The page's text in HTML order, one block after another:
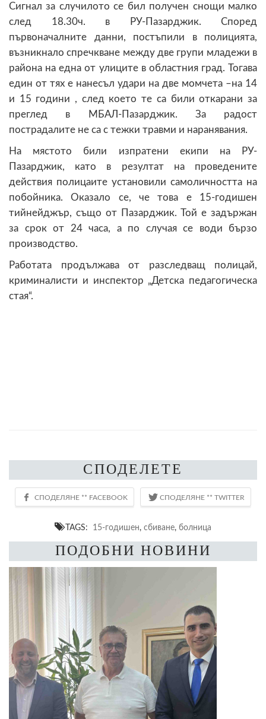
Сигнал за случилото се бил получен снощи малко
след 18.30ч. в РУ-Пазарджик. Според
първоначалните данни, постъпили в полицията,
възникнало спречкване между две групи младежи в
района на една от улиците в областния град. Тогава
един от тях е нанесъл удари на две момчета –на 14
и 15 години , след което те са били откарани за
преглед в МБАЛ-Пазарджик. За радост
пострадалите не са с тежки травми и наранявания.
На мястото били изпратени екипи на РУ-
Пазарджик, като в резултат на проведените
действия полицаите установили самоличността на
побойника. Оказало се, че това е 15-годишен
тийнейджър, също от Пазарджик. Той е задържан
за срок от 24 часа, а по случая се води бързо
производство.
Работата продължава от разследващ полицай,
криминалисти и инспектор „Детска педагогическа
стая“.
СПОДЕЛЕТЕ
TAGS: 15-годишен, сбиване, болница
ПОДОБНИ НОВИНИ